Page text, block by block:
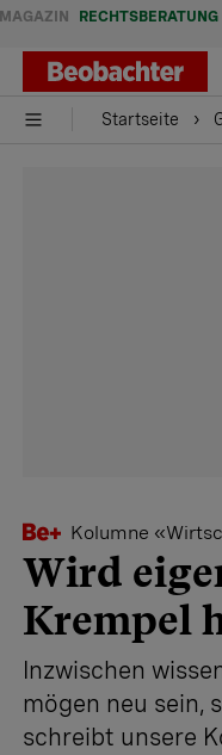
MAGAZIN RECHTSBERATUNG
Startseite
Kolumne
Wird
Krempel
Inzwischen
mögen neu sein,
schreibt unsere